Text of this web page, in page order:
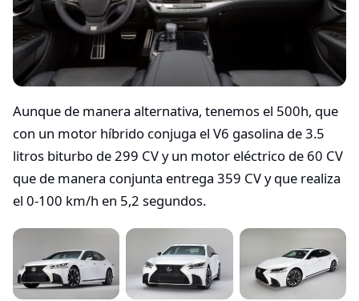
Aunque de manera alternativa, tenemos el 500h, que
con un motor híbrido conjuga el V6 gasolina de 3.5
litros biturbo de 299 CV y un motor eléctrico de 60 CV
que de manera conjunta entrega 359 CV y que realiza
el 0-100 km/h en 5,2 segundos.